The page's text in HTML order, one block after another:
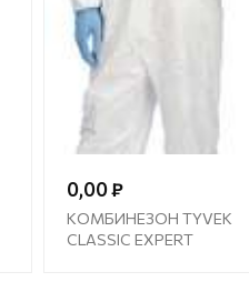
0,00 ₽
КОМБИНЕЗОН TYVEK
CLASSIC EXPERT